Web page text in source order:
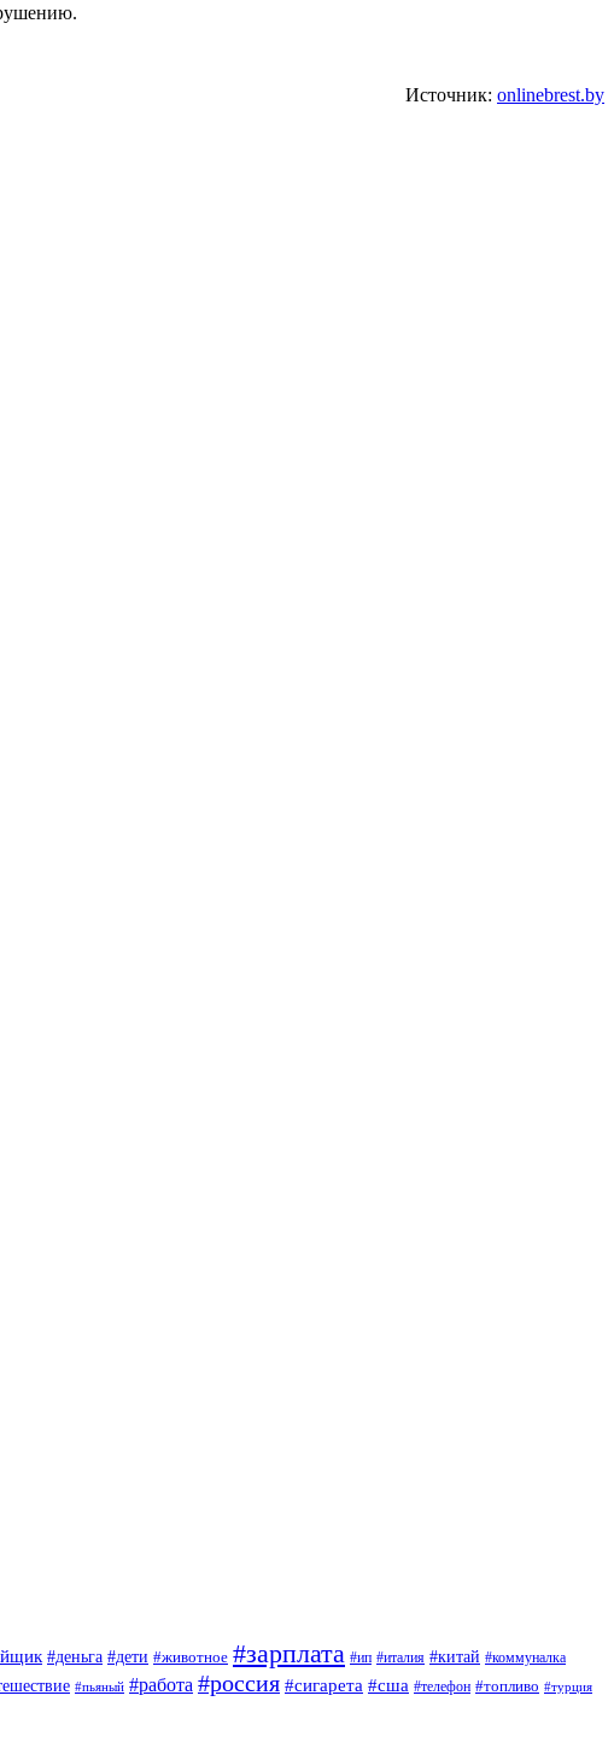
Источник: onlinebrest.by
#деньга #дети #животное #зарплата #ип #италия #китай #коммуналка
#пьяный #работа #россия #сигарета #сша #телефон #топливо #турция